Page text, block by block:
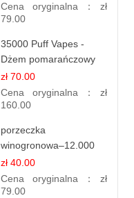
Cena oryginalna： zł
79.00
35000 Puff Vapes -
Dżem pomarańczowy
zł 70.00
Cena oryginalna： zł
160.00
porzeczka
winogronowa–12.000
zaciągnięć - e
papierosy
zł 40.00
Cena oryginalna： zł
79.00